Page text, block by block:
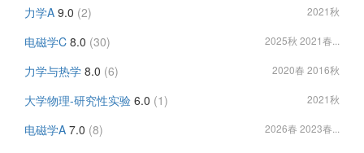
力学A 9.0 (2) 2021秋
电磁学C 8.0 (30) 2025秋 2021春...
力学与热学 8.0 (6) 2020春 2016秋
大学物理-研究性实验 6.0 (1) 2021秋
电磁学A 7.0 (8) 2026春 2023春...